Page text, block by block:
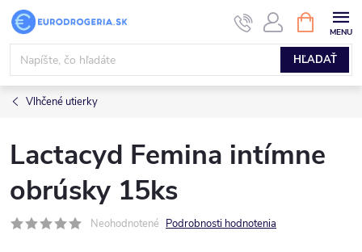
Prejsť
obsah
HĽADAŤ
KOŠÍK
Vlhčené utierky
Lactacyd Femina intímne
obrúsky 15ks
Neohodnotené Podrobnosti hodnotenia